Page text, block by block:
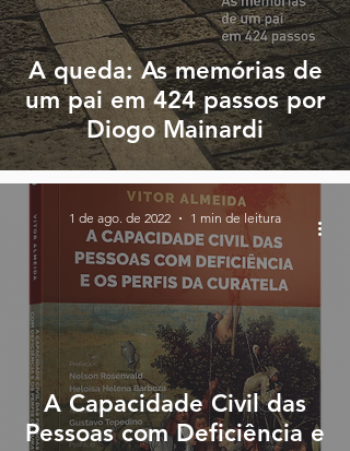
A queda: As memórias de
um pai em 424 passos por
Diogo Mainardi
A Capacidade Civil das
Pessoas com Deficiência e
1 de ago. de 2022 1 min de leitura